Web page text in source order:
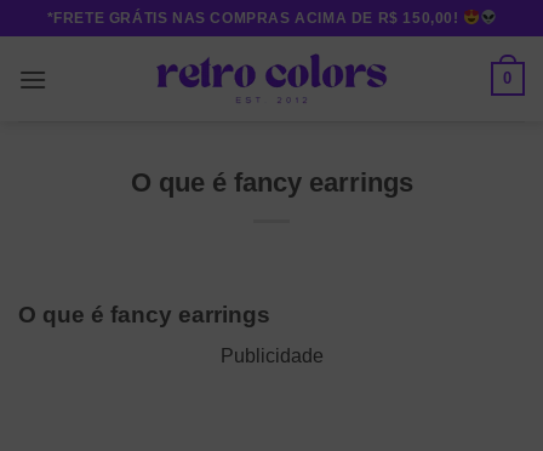
content
*FRETE GRÁTIS NAS COMPRAS ACIMA DE R$ 150,00!
0
O que é fancy earrings
O que é fancy earrings
Publicidade